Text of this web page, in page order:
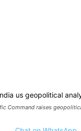
Command raises